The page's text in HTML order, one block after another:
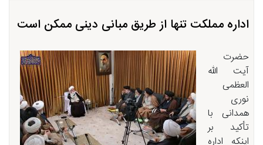
اداره مملکت تنها از طریق مبانی دینی ممکن است
حضرت
آیت الله
العظمی
نوری
همدانی با
تأکید بر